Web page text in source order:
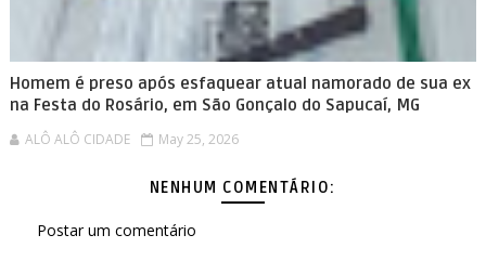
Homem é preso após esfaquear atual namorado de sua ex
na Festa do Rosário, em São Gonçalo do Sapucaí, MG
ALÔ ALÔ CIDADE May 25, 2026
NENHUM COMENTÁRIO:
Postar um comentário